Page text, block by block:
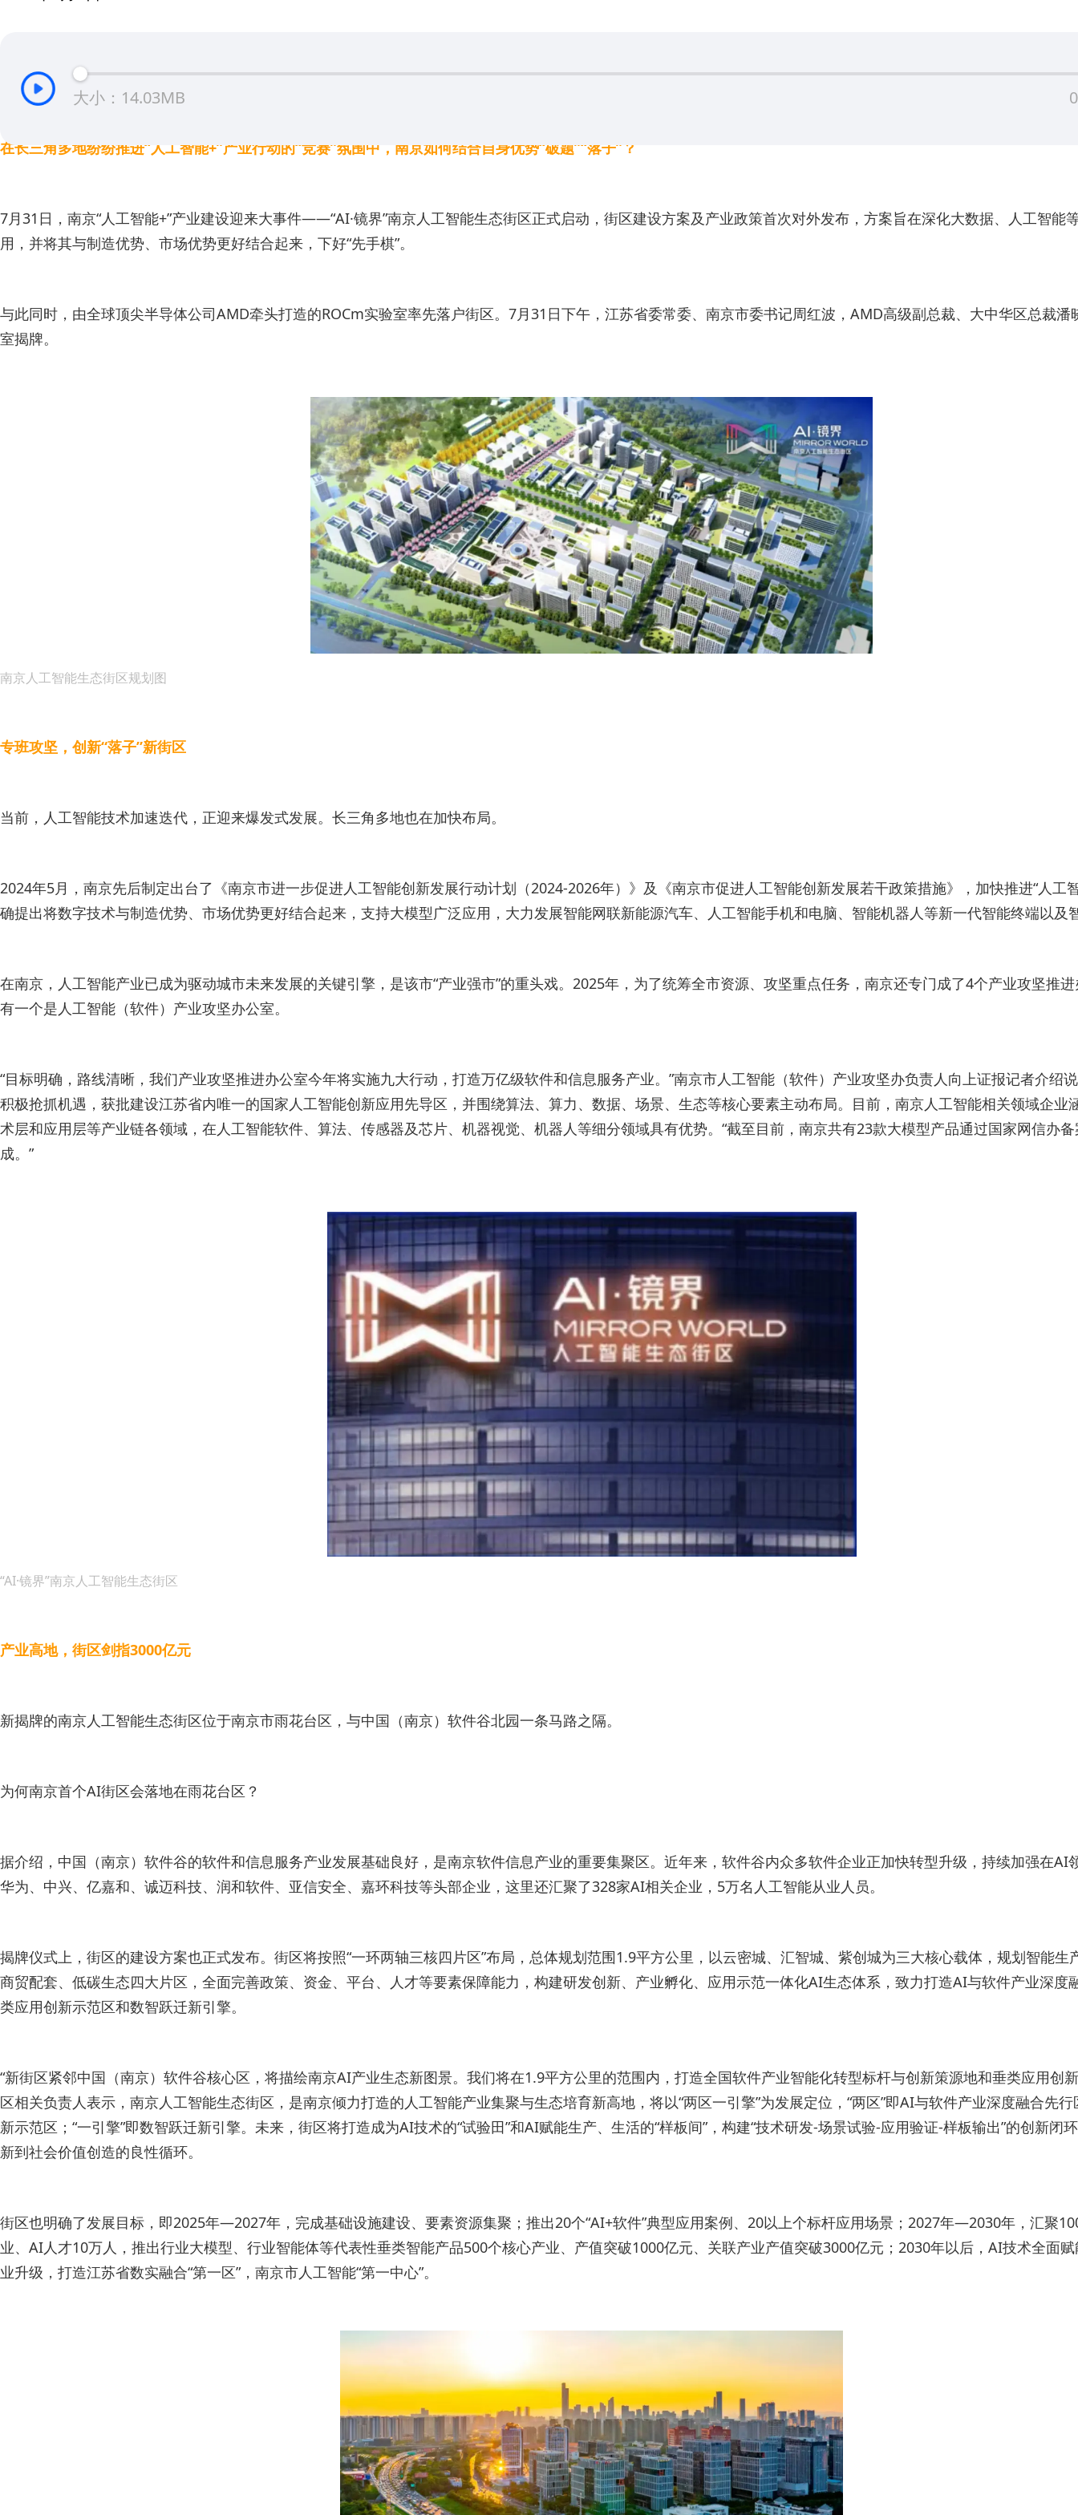
大小：14.03MB
在长三角多地纷纷推进“人工智能+”产业行动的“竞赛”氛围中，南京如何结合自身优势“破题”“落子”？
7月31日，南京“人工智能+”产业建设迎来大事件——“AI·镜界”南京人工智能生态街区正式启动，街区建设方案及产业政策首次对外发布，方案旨在深化大数据、人工智能
用，并将其与制造优势、市场优势更好结合起来，下好“先手棋”。
与此同时，由全球顶尖半导体公司AMD牵头打造的ROCm实验室率先落户街区。7月31日下午，江苏省委常委、南京市委书记周红波，AMD高级副总裁、大中华区总裁潘
室揭牌。
南京人工智能生态街区规划图
专班攻坚，创新“落子”新街区
当前，人工智能技术加速迭代，正迎来爆发式发展。长三角多地也在加快布局。
2024年5月，南京先后制定出台了《南京市进一步促进人工智能创新发展行动计划（2024-2026年）》及《南京市促进人工智能创新发展若干政策措施》，加快推进“人工
确提出将数字技术与制造优势、市场优势更好结合起来，支持大模型广泛应用，大力发展智能网联新能源汽车、人工智能手机和电脑、智能机器人等新一代智能终端以及
在南京，人工智能产业已成为驱动城市未来发展的关键引擎，是该市“产业强市”的重头戏。2025年，为了统筹全市资源、攻坚重点任务，南京还专门成了4个产业攻坚推
有一个是人工智能（软件）产业攻坚办公室。
“目标明确，路线清晰，我们产业攻坚推进办公室今年将实施九大行动，打造万亿级软件和信息服务产业。”南京市人工智能（软件）产业攻坚办负责人向上证报记者介绍
积极抢抓机遇，获批建设江苏省内唯一的国家人工智能创新应用先导区，并围绕算法、算力、数据、场景、生态等核心要素主动布局。目前，南京人工智能相关领域企业
术层和应用层等产业链各领域，在人工智能软件、算法、传感器及芯片、机器视觉、机器人等细分领域具有优势。“截至目前，南京共有23款大模型产品通过国家网信办
成。”
“AI·镜界”南京人工智能生态街区
产业高地，街区剑指3000亿元
新揭牌的南京人工智能生态街区位于南京市雨花台区，与中国（南京）软件谷北园一条马路之隔。
为何南京首个AI街区会落地在雨花台区？
据介绍，中国（南京）软件谷的软件和信息服务产业发展基础良好，是南京软件信息产业的重要集聚区。近年来，软件谷内众多软件企业正加快转型升级，持续加强在AI
华为、中兴、亿嘉和、诚迈科技、润和软件、亚信安全、嘉环科技等头部企业，这里还汇聚了328家AI相关企业，5万名人工智能从业人员。
揭牌仪式上，街区的建设方案也正式发布。街区将按照“一环两轴三核四片区”布局，总体规划范围1.9平方公里，以云密城、汇智城、紫创城为三大核心载体，规划智能生
商贸配套、低碳生态四大片区，全面完善政策、资金、平台、人才等要素保障能力，构建研发创新、产业孵化、应用示范一体化AI生态体系，致力打造AI与软件产业深度
类应用创新示范区和数智跃迁新引擎。
“新街区紧邻中国（南京）软件谷核心区，将描绘南京AI产业生态新图景。我们将在1.9平方公里的范围内，打造全国软件产业智能化转型标杆与创新策源地和垂类应用创
区相关负责人表示，南京人工智能生态街区，是南京倾力打造的人工智能产业集聚与生态培育新高地，将以“两区一引擎”为发展定位，“两区”即AI与软件产业深度融合先
新示范区；“一引擎”即数智跃迁新引擎。未来，街区将打造成为AI技术的“试验田”和AI赋能生产、生活的“样板间”，构建“技术研发-场景试验-应用验证-样板输出”的创新闭
新到社会价值创造的良性循环。
街区也明确了发展目标，即2025年—2027年，完成基础设施建设、要素资源集聚；推出20个“AI+软件”典型应用案例、20以上个标杆应用场景；2027年—2030年，汇聚
业、AI人才10万人，推出行业大模型、行业智能体等代表性垂类智能产品500个核心产业、产值突破1000亿元、关联产业产值突破3000亿元；2030年以后，AI技术全面
业升级，打造江苏省数实融合“第一区”，南京市人工智能“第一中心”。